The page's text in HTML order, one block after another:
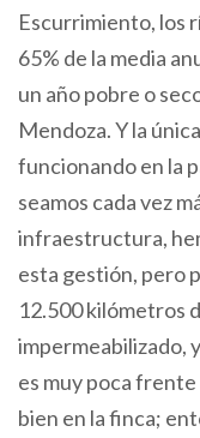
Escurrimiento, los
65% de la media
un año pobre o
Mendoza. Y la
funcionando en la
seamos cada vez
infraestructura,
esta gestión, pero
12.500 kilómetros
impermeabilizado,
es muy poca frente
bien en la finca;